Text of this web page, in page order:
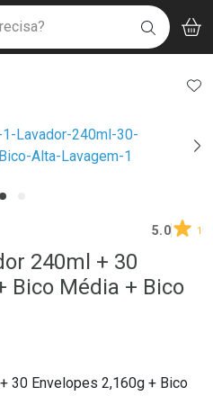
BUSCAR
5.0 1
240ml + 30
Bico Média + Bico
30 Envelopes 2,160g + Bico